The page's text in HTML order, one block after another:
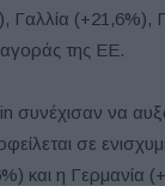
Γαλλία (+21,6%),
της ΕΕ.
συνέχισαν να
σε
και η